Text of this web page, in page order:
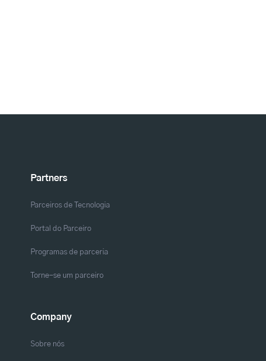
Partners
Parceiros de Tecnologia
Portal do Parceiro
Programas de parceria
Torne-se um parceiro
Company
Sobre nós